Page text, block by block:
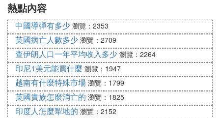
㈣ 越南美女排隊進入我國邊境，不是工作
不是旅遊，所為何事
現在隨著我們國家越來越繁榮昌盛，人們的生活也越
來越富裕；在這樣的情況下，便吸引了很多鄰國的人
來往於我們國家邊境城市。這其中尤其以越南美女來
往最為頻繁和出名，她們頻繁來往於我們國家的邊境
線上，並不是為了工作，也不是為了旅遊；而是為了
下面這兩件事情：
熱點內容
中國導彈有多少 瀏覽：2353
英國病亡人數多少 瀏覽：2709
查伊朗人口一年平均收入多少 瀏覽：2264
印尼1美元能買什麼 瀏覽：1947
越南有什麼特殊市場 瀏覽：1799
英國貴族怎麼消亡的 瀏覽：1825
印度人怎麼犁地的 瀏覽：2152